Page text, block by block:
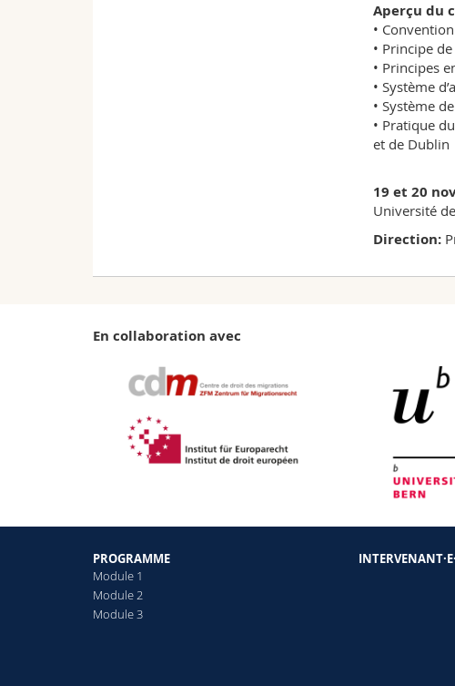
Aperçu du
•
• Principe
• Principes
• Système
• Système
• Pratique
et de Dublin
19 et 20
Université
Direction:
En collaboration avec
PROGRAMME
Module 1
Module 2
Module 3